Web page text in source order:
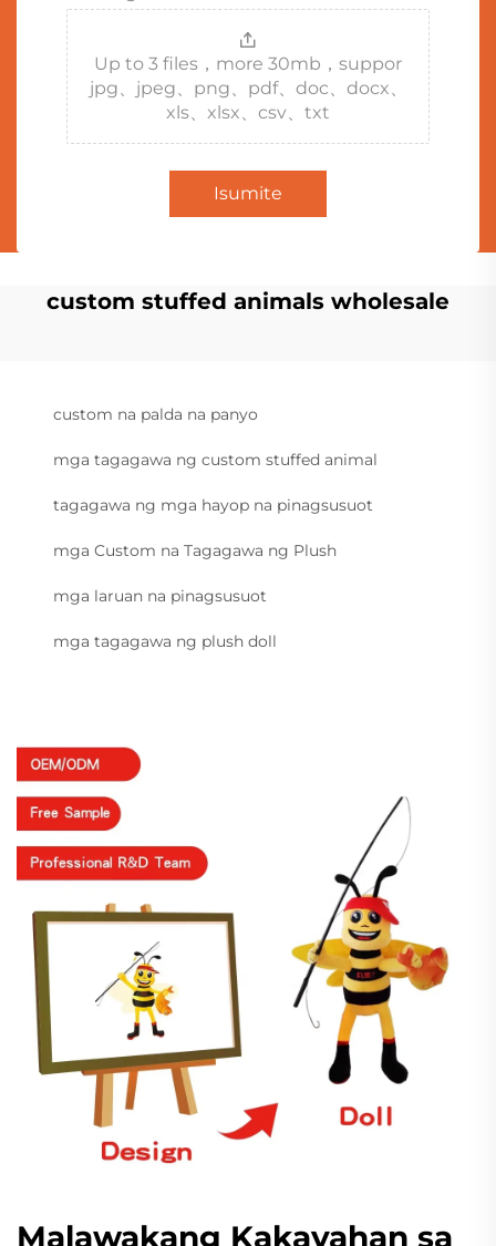
Up to 3 files，more 30mb，suppor
jpg、jpeg、png、pdf、doc、docx、
xls、xlsx、csv、txt
Isumite
custom stuffed animals wholesale
custom na palda na panyo
mga tagagawa ng custom stuffed animal
tagagawa ng mga hayop na pinagsusuot
mga Custom na Tagagawa ng Plush
mga laruan na pinagsusuot
mga tagagawa ng plush doll
Malawakang Kakayahan sa